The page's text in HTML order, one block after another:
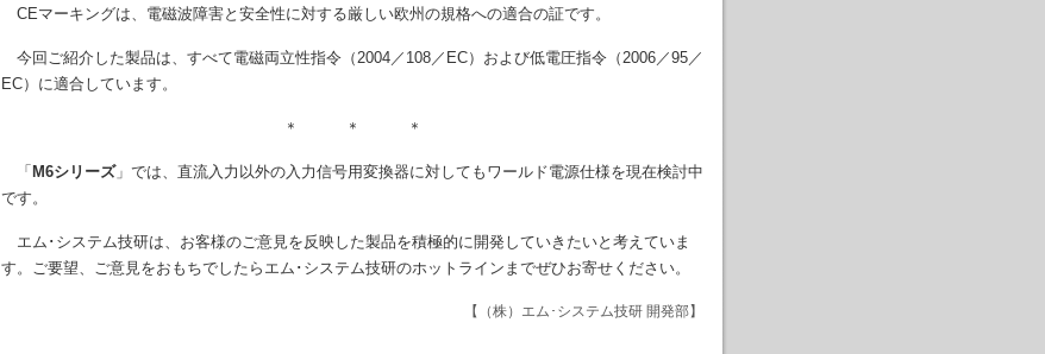
CEマーキングは、電磁波障害と安全性に対する厳しい欧州の規格への適合の証です。
今回ご紹介した製品は、すべて電磁両立性指令（2004／108／EC）および低電圧指令（2006／95／
EC）に適合しています。
＊ ＊ ＊
「 M6シリーズ」では、直流入力以外の入力信号用変換器に対してもワールド電源仕様を現在検討中
です。
エム･システム技研は、お客様のご意見を反映した製品を積極的に開発していきたいと考えていま
す。ご要望、ご意見をおもちでしたらエム･システム技研のホットラインまでぜひお寄せください。
【（株）エム･システム技研 開発部】